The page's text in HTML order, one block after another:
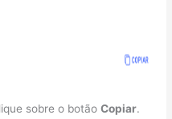
sobre o botão Copiar.